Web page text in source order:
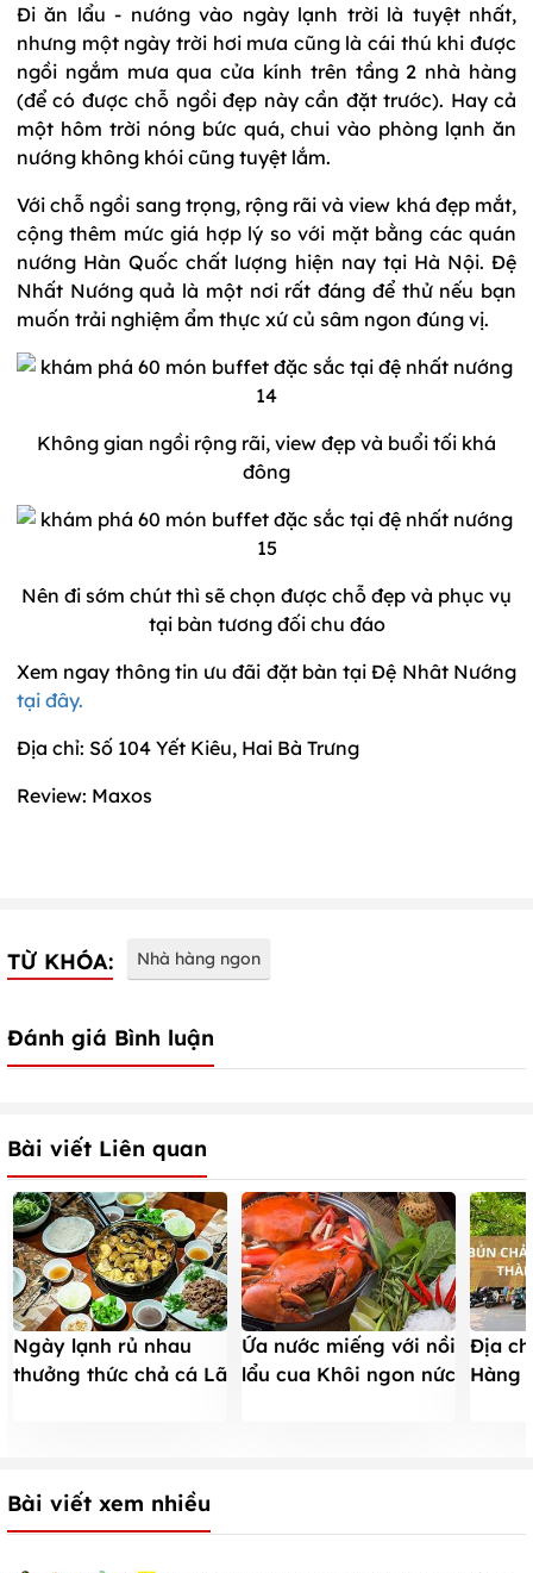
Đi ăn lẩu - nướng vào ngày lạnh trời là tuyệt nhất,
nhưng một ngày trời hơi mưa cũng là cái thú khi được
ngồi ngắm mưa qua cửa kính trên tầng 2 nhà hàng
(để có được chỗ ngồi đẹp này cần đặt trước). Hay cả
một hôm trời nóng bức quá, chui vào phòng lạnh ăn
nướng không khói cũng tuyệt lắm.
Với chỗ ngồi sang trọng, rộng rãi và view khá đẹp mắt,
cộng thêm mức giá hợp lý so với mặt bằng các quán
nướng Hàn Quốc chất lượng hiện nay tại Hà Nội. Đệ
Nhất Nướng quả là một nơi rất đáng để thử nếu bạn
muốn trải nghiệm ẩm thực xứ củ sâm ngon đúng vị.
Không gian ngồi rộng rãi, view đẹp và buổi tối khá
đông
Nên đi sớm chút thì sẽ chọn được chỗ đẹp và phục vụ
tại bàn tương đối chu đáo
Xem ngay thông tin ưu đãi đặt bàn tại Đệ Nhât Nướng
tại đây.
Địa chỉ: Số 104 Yết Kiêu, Hai Bà Trưng
Review: Maxos
TỪ KHÓA: Nhà hàng ngon
Đánh giá Bình luận
Bài viết Liên quan
Ngày lạnh rủ nhau
thưởng thức chả cá Lã
Ứa nước miếng với nồi
lẩu cua Khôi ngon nức
Địa
Hàng
Bài viết xem nhiều